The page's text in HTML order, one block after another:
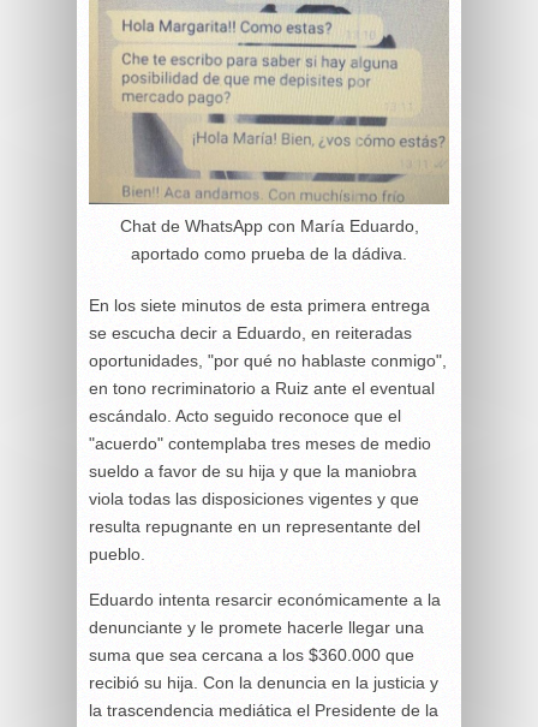
Chat de WhatsApp con María Eduardo,
aportado como prueba de la dádiva.
En los siete minutos de esta primera entrega
se escucha decir a Eduardo, en reiteradas
oportunidades, "por qué no hablaste conmigo",
en tono recriminatorio a Ruiz ante el eventual
escándalo. Acto seguido reconoce que el
"acuerdo" contemplaba tres meses de medio
sueldo a favor de su hija y que la maniobra
viola todas las disposiciones vigentes y que
resulta repugnante en un representante del
pueblo.
Eduardo intenta resarcir económicamente a la
denunciante y le promete hacerle llegar una
suma que sea cercana a los $360.000 que
recibió su hija. Con la denuncia en la justicia y
la trascendencia mediática el Presidente de la